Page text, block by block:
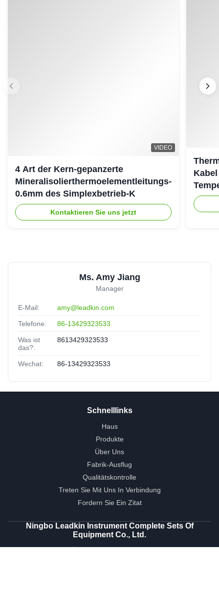
VIDEO
4 Art der Kern-gepanzerte
Mineralisolierthermoelementleitungs-
0.6mm des Simplexbetrieb-K
Kontaktieren Sie uns jetzt
Ms. Amy Jiang
Manager
E-Mail: amy@leadkin.com
Telefone: 86-13429323533
Was ist
das?:
8613429323533
Wechat: 86-13429323533
Schnelllinks
Haus
Produkte
Über Uns
Fabrik-Ausflug
Qualitätskontrolle
Treten Sie Mit Uns In Verbindung
Fordern Sie Ein Zitat
Ningbo Leadkin Instrument Complete Sets Of
Equipment Co., Ltd.